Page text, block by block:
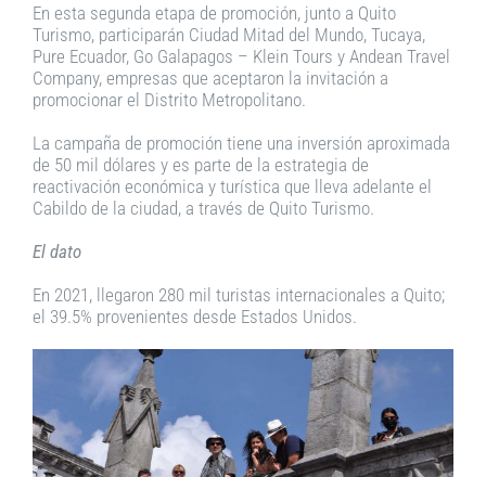
En esta segunda etapa de promoción, junto a Quito
Turismo, participarán Ciudad Mitad del Mundo, Tucaya,
Pure Ecuador, Go Galapagos – Klein Tours y Andean Travel
Company, empresas que aceptaron la invitación a
promocionar el Distrito Metropolitano.
La campaña de promoción tiene una inversión aproximada
de 50 mil dólares y es parte de la estrategia de
reactivación económica y turística que lleva adelante el
Cabildo de la ciudad, a través de Quito Turismo.
El dato
En 2021, llegaron 280 mil turistas internacionales a Quito;
el 39.5% provenientes desde Estados Unidos.